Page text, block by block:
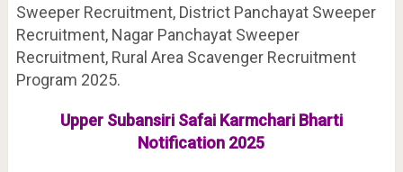
Sweeper Recruitment, District Panchayat Sweeper
Recruitment, Nagar Panchayat Sweeper
Recruitment, Rural Area Scavenger Recruitment
Program 2025.
Upper Subansiri Safai Karmchari Bharti
Notification 2025